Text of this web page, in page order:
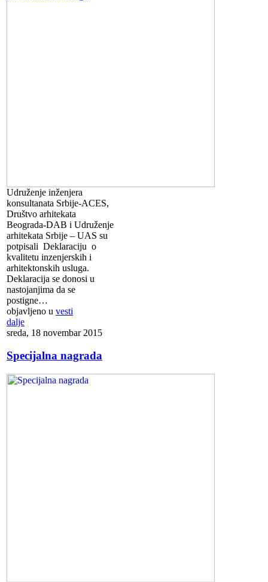
Udruženje inženjera
konsultanata Srbije-ACES,
Društvo arhitekata
Beograda-DAB i Udruženje
arhitekata Srbije – UAS su
potpisali Deklaraciju o
kvalitetu inzenjerskih i
arhitektonskih usluga.
Deklaracija se donosi u
nastojanjima da se
postigne…
objavljeno u vesti
dalje
sreda, 18 novembar 2015
Specijalna nagrada